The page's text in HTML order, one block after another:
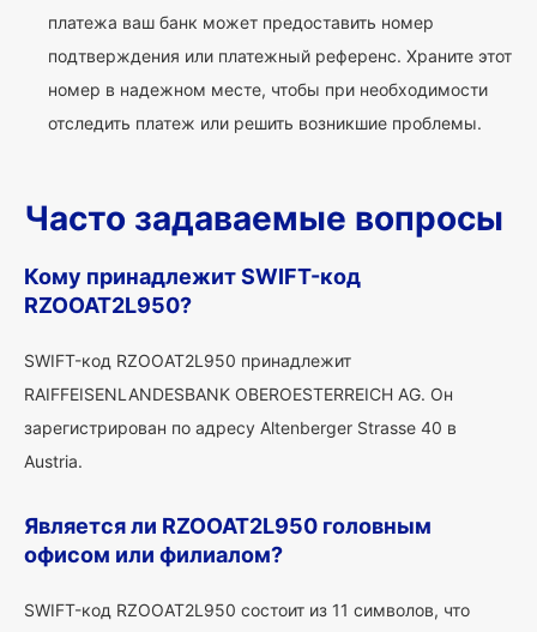
платежа ваш банк может предоставить номер
подтверждения или платежный референс. Храните этот
номер в надежном месте, чтобы при необходимости
отследить платеж или решить возникшие проблемы.
Часто задаваемые вопросы
Кому принадлежит SWIFT-код
RZOOAT2L950?
SWIFT-код RZOOAT2L950 принадлежит
RAIFFEISENLANDESBANK OBEROESTERREICH AG. Он
зарегистрирован по адресу Altenberger Strasse 40 в
Austria.
Является ли RZOOAT2L950 головным
офисом или филиалом?
SWIFT-код RZOOAT2L950 состоит из 11 символов, что